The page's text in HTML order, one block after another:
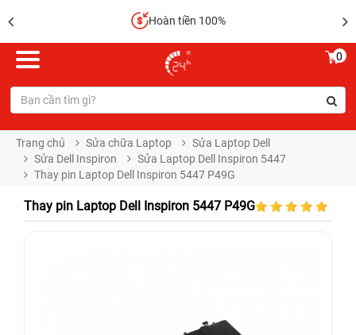
Sửa chữa lấy liền
0
Trang chủ Sửa chữa Laptop
Sửa Laptop Dell
Sửa Dell Inspiron
Sửa Laptop Dell Inspiron 5447
Thay pin Laptop Dell Inspiron 5447 P49G
Thay pin Laptop Dell Inspiron 5447 P49G